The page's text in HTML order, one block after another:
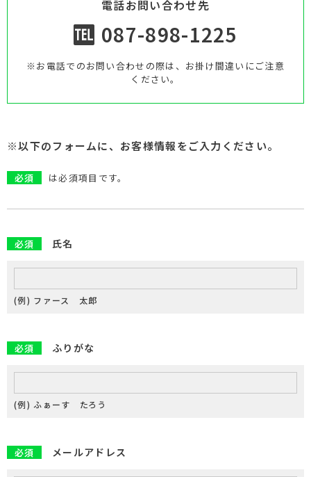
電話お問い合わせ先
087-898-1225
※お電話でのお問い合わせの際は、お掛け間違いにご注意
ください。
※以下のフォームに、お客様情報をご入力ください。
必須 は必須項目です。
必須 氏名
(例) ファース 太郎
必須 ふりがな
(例) ふぁーす たろう
必須 メールアドレス